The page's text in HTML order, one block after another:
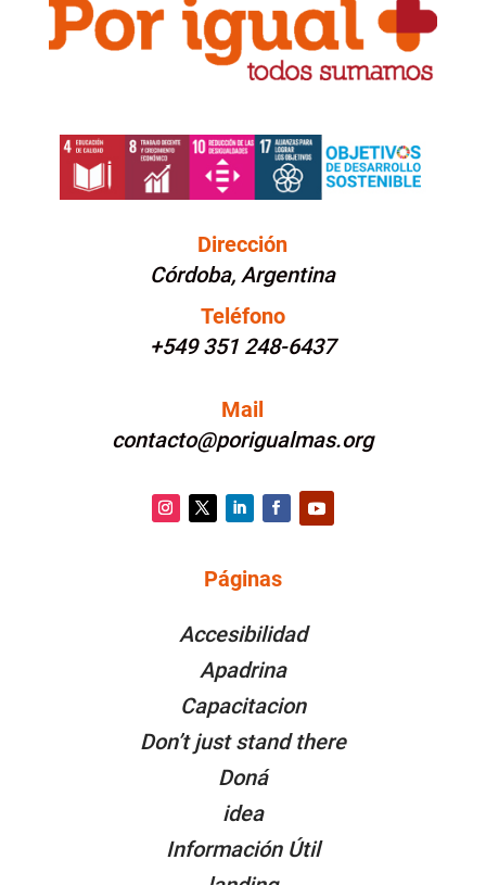
Dirección
Córdoba, Argentina
Teléfono
+549 351 248-6437
Mail
contacto@porigualmas.org
Facebook
Páginas
Accesibilidad
Apadrina
Capacitacion
Don’t just stand there
Doná
idea
Información Útil